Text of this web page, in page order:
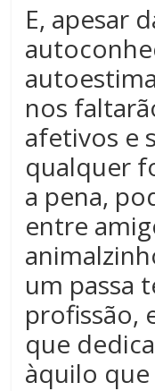
E, apesar
nos
afetivos e
qualquer
a pena,
entre
um passa
profissão,
que
àquilo